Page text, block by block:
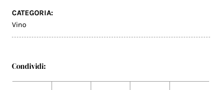
CATEGORIA:
Vino
Condividi: